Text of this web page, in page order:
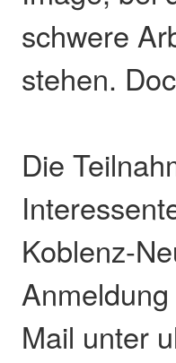
schwere
stehen.
Die
Koblenz-
Mail unter